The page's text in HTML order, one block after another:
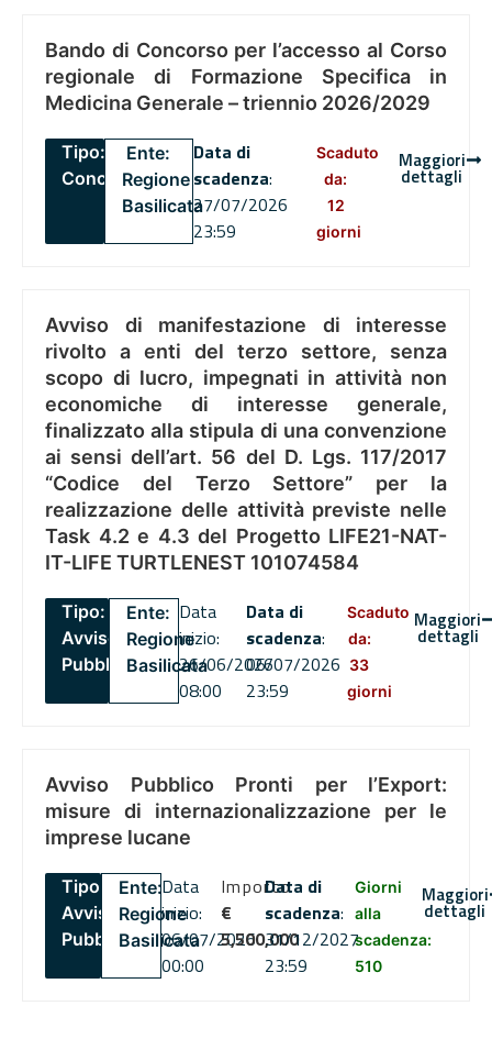
Bando di Concorso per l’accesso al Corso
regionale di Formazione Specifica in
Medicina Generale – triennio 2026/2029
Tipo:
Concorsi
Ente:
Regione
Basilicata
Data di
scadenza:
27/07/2026
23:59
Scaduto
da:
12
giorni
Maggiori
dettagli
Avviso di manifestazione di interesse
rivolto a enti del terzo settore, senza
scopo di lucro, impegnati in attività non
economiche di interesse generale,
finalizzato alla stipula di una convenzione
ai sensi dell’art. 56 del D. Lgs. 117/2017
“Codice del Terzo Settore” per la
realizzazione delle attività previste nelle
Task 4.2 e 4.3 del Progetto LIFE21-NAT-
IT-LIFE TURTLENEST 101074584
Tipo:
Avviso
Pubblico
Ente:
Regione
Basilicata
Data
inizio:
26/06/2026
08:00
Data di
scadenza:
06/07/2026
23:59
Scaduto
da:
33
giorni
Maggiori
dettagli
Avviso Pubblico Pronti per l’Export:
misure di internazionalizzazione per le
imprese lucane
Tipo:
Avviso
Pubblico
Ente:
Regione
Basilicata
Data
inizio:
06/07/2026
00:00
Importo
€
5,500,000
Data di
scadenza:
31/12/2027
23:59
Giorni
alla
scadenza:
510
Maggiori
dettagli